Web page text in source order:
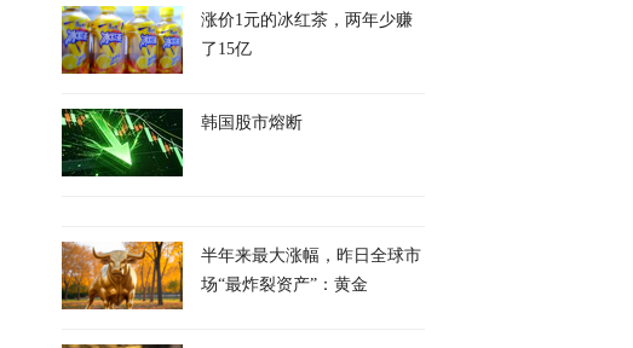
涨价1元的冰红茶，两年少赚
了15亿
韩国股市熔断
半年来最大涨幅，昨日全球市
场“最炸裂资产”：黄金